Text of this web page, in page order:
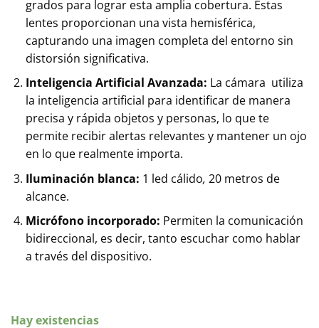
grados para lograr esta amplia cobertura. Estas
lentes proporcionan una vista hemisférica,
capturando una imagen completa del entorno sin
distorsión significativa.
Inteligencia Artificial Avanzada: La cámara utiliza
la inteligencia artificial para identificar de manera
precisa y rápida objetos y personas, lo que te
permite recibir alertas relevantes y mantener un ojo
en lo que realmente importa.
Iluminación blanca: 1 led cálido, 20 metros de
alcance.
Micrófono incorporado: Permiten la comunicación
bidireccional, es decir, tanto escuchar como hablar
a través del dispositivo.
Hay existencias